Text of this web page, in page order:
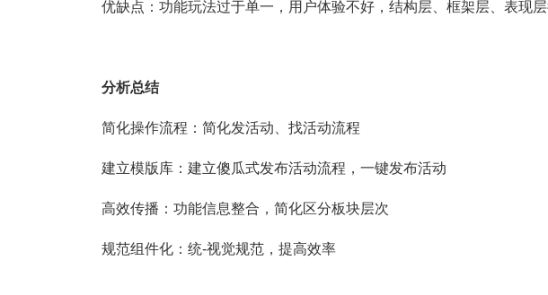
优缺点：功能玩法过于单一，用户体验不好，结构层、框架层、表现
分析总结
简化操作流程：简化发活动、找活动流程
建立模版库：建立傻瓜式发布活动流程，一键发布活动
高效传播：功能信息整合，简化区分板块层次
规范组件化：统-视觉规范，提高效率